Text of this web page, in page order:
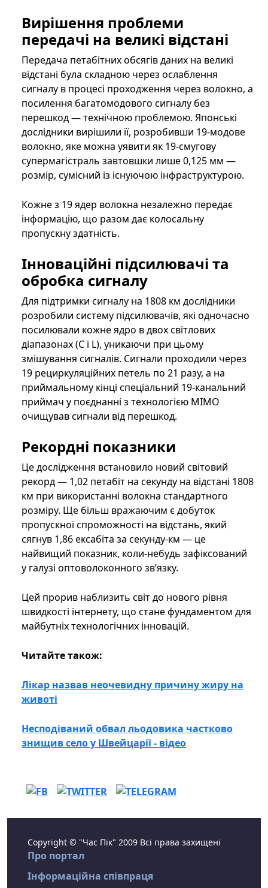
Вирішення проблеми
передачі на великі відстані
Передача петабітних обсягів даних на великі
відстані була складною через ослаблення
сигналу в процесі проходження через волокно, а
посилення багатомодового сигналу без
перешкод — технічною проблемою. Японські
дослідники вирішили її, розробивши 19-модове
волокно, яке можна уявити як 19-смугову
супермагістраль завтовшки лише 0,125 мм —
розмір, сумісний із існуючою інфраструктурою.
Кожне з 19 ядер волокна незалежно передає
інформацію, що разом дає колосальну
пропускну здатність.
Інноваційні підсилювачі та
обробка сигналу
Для підтримки сигналу на 1808 км дослідники
розробили систему підсилювачів, які одночасно
посилювали кожне ядро в двох світлових
діапазонах (C і L), уникаючи при цьому
змішування сигналів. Сигнали проходили через
19 рециркуляційних петель по 21 разу, а на
приймальному кінці спеціальний 19-канальний
приймач у поєднанні з технологією MIMO
очищував сигнали від перешкод.
Рекордні показники
Це дослідження встановило новий світовий
рекорд — 1,02 петабіт на секунду на відстані 1808
км при використанні волокна стандартного
розміру. Ще більш вражаючим є добуток
пропускної спроможності на відстань, який
сягнув 1,86 ексабіта за секунду-км — це
найвищий показник, коли-небудь зафіксований
у галузі оптоволоконного зв’язку.
Цей прорив наблизить світ до нового рівня
швидкості інтернету, що стане фундаментом для
майбутніх технологічних інновацій.
Читайте також:
Лікар назвав неочевидну причину жиру на
животі
Несподіваний обвал льодовика частково
знищив село у Швейцарії - відео
Copyright © "Час Пік" 2009 Всі права захищені
Про портал
Інформаційна співпраця